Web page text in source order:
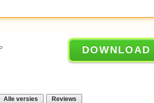
DOWNLOAD
Alle versies Reviews